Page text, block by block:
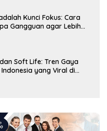
Kunci Fokus: Cara
Gangguan agar Lebih
Soft Life: Tren Gaya
Indonesia yang Viral di